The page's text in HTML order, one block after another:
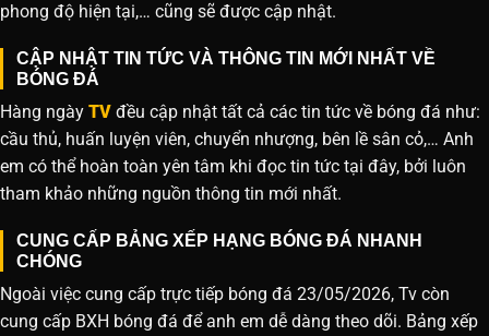
phong độ hiện tại,… cũng sẽ được cập nhật.
CẬP NHẬT TIN TỨC VÀ THÔNG TIN MỚI NHẤT VỀ
BÓNG ĐÁ
Hàng ngày TV đều cập nhật tất cả các tin tức về bóng đá như:
cầu thủ, huấn luyện viên, chuyển nhượng, bên lề sân cỏ,… Anh
em có thể hoàn toàn yên tâm khi đọc tin tức tại đây, bởi luôn
tham khảo những nguồn thông tin mới nhất.
CUNG CẤP BẢNG XẾP HẠNG BÓNG ĐÁ NHANH
CHÓNG
Ngoài việc cung cấp trực tiếp bóng đá 23/05/2026, Tv còn
cung cấp BXH bóng đá để anh em dễ dàng theo dõi. Bảng xếp